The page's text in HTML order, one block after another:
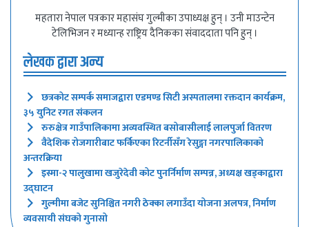
महतारा नेपाल पत्रकार महासंघ गुल्मीका उपाध्यक्ष हुन् । उनी माउन्टेन
टेलिभिजन र मध्यान्ह राष्ट्रिय दैनिकका संवाददाता पनि हुन् ।
लेखक द्वारा अन्य
छत्रकोट सम्पर्क समाजद्वारा एडमण्ड सिटी अस्पतालमा रक्तदान कार्यक्रम,
३५ युनिट रगत संकलन
रुरुक्षेत्र गाउँपालिकामा अव्यवस्थित बसोबासीलाई लालपुर्जा वितरण
वैदेशिक रोजगारीबाट फर्किएका रिटर्नीसँग रेसुङ्गा नगरपालिकाको
अन्तरक्रिया
इस्मा-२ पालुखामा खजुरेदेवी कोट पुनर्निर्माण सम्पन्न, अध्यक्ष खड्काद्वारा
उद्घाटन
गुल्मीमा बजेट सुनिश्चित नगरी ठेक्का लगाउँदा योजना अलपत्र, निर्माण
व्यवसायी संघको गुनासो